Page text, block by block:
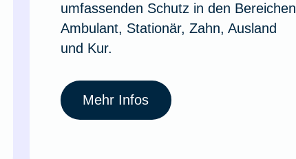
umfassenden Schutz in den Bereichen
Ambulant, Stationär, Zahn, Ausland
und Kur.
Mehr Infos